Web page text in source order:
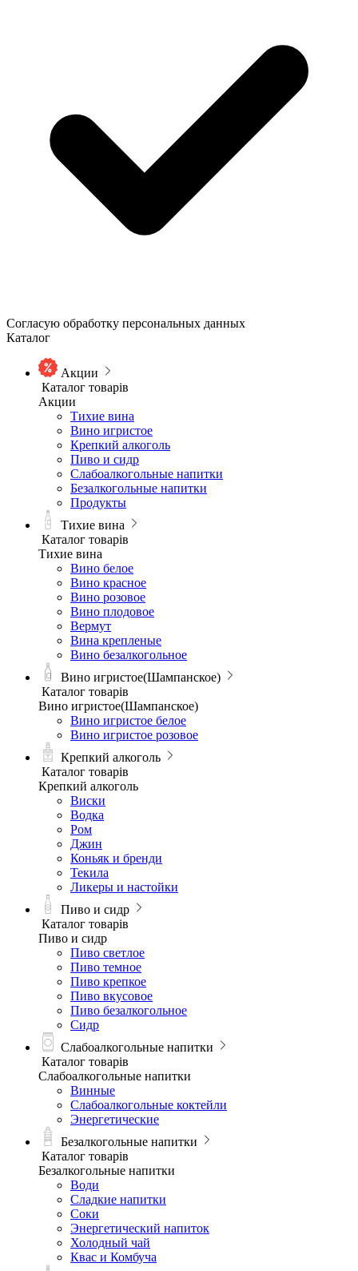
Согласую обработку персональных данных
Каталог
Акции
Каталог товарів
Акции
Тихие вина
Вино игристое
Крепкий алкоголь
Пиво и сидр
Слабоалкогольные напитки
Безалкогольные напитки
Продукты
Тихие вина
Каталог товарів
Тихие вина
Вино белое
Вино красное
Вино розовое
Вино плодовое
Вермут
Вина крепленые
Вино безалкогольное
Вино игристое(Шампанское)
Каталог товарів
Вино игристое(Шампанское)
Вино игристое белое
Вино игристое розовое
Крепкий алкоголь
Каталог товарів
Крепкий алкоголь
Виски
Водка
Ром
Джин
Коньяк и бренди
Текила
Ликеры и настойки
Пиво и сидр
Каталог товарів
Пиво и сидр
Пиво светлое
Пиво темное
Пиво крепкое
Пиво вкусовое
Пиво безалкогольное
Сидр
Слабоалкогольные напитки
Каталог товарів
Слабоалкогольные напитки
Винные
Слабоалкогольные коктейли
Энергетические
Безалкогольные напитки
Каталог товарів
Безалкогольные напитки
Води
Сладкие напитки
Соки
Энергетический напиток
Холодный чай
Квас и Комбуча